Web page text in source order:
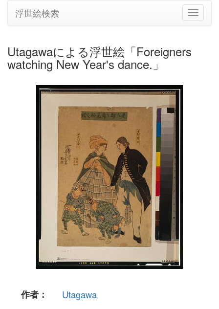
ナ
ビ
浮世絵検索
Utagawaによる浮世絵「Foreigners
watching New Year's dance.」
作者：
Utagawa